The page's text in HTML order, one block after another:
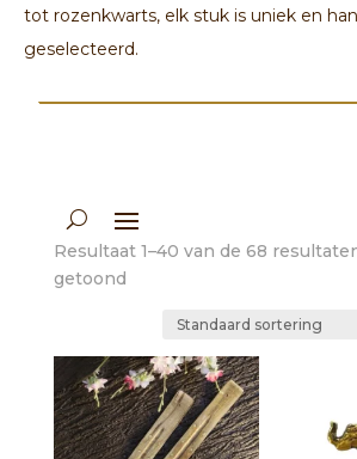
tot rozenkwarts, elk stuk is uniek en
geselecteerd.
Resultaat 1–40 van de 68
getoond